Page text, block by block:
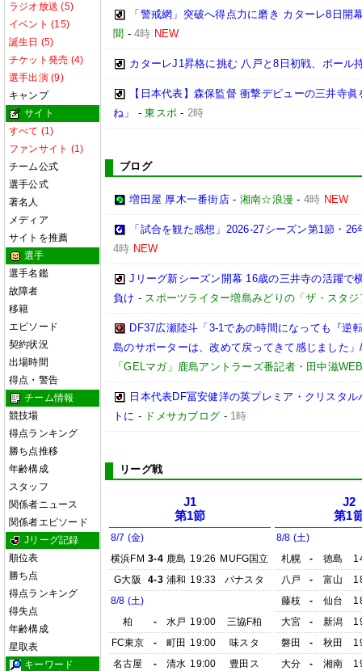
ラジオ放送 (5)
イベント (15)
誕生日 (5)
チケット発売 (4)
選手出演 (9)
キャンプ
サイト
すべて (1)
ファンサイト (1)
チーム公式
選手公式
著名人
メディア
サイトを推薦
選手
選手名鑑
故障者
移籍
エピソード
契約状況
出場時間
得点・警告
チーム情報
競技場
得点ランキング
勝ち点推移
年齢構成
スタッフ
関係者ニュース
関係者エピソード
Jリーグ記録
順位表
勝ち点
得点ランキング
得失点
年齢構成
星取表
キーワード
「警戒網」突破へ得点力に磨き カターレ8日開
聞 -4時 NEW
カターレJ1昇格に挑む 八戸と8日初戦、ボール
【日本代表】森保監督 衝撃デビューの三井寺
ね」
-東スポ - 2時
ブログ
増田屋 厚木一番街店- 湘南☆浪漫 - 4時 NEW
「試合を観た感想」2026-27シーズン第1節・
4時 NEW
Jリーグ新シーズン開幕 16歳の三井寺の活躍で
負け - スポーツライター増島みどりの「ザ・スタジ
DF37広瀬陸斗「3-1であの時間になっても『逆
島のサポーターは、改めて戻ってきて感じました
「GELマガ」鹿島アントラーズ番記者・田中滋
日本代表DF冨安健洋の英プレミア・クリスタ
トに - ドメサカブログ - 1時
リーグ戦
J1
第1節
8/7 (金)
横浜FM 3-4 鹿島 19:26 MUFG国立
G大阪
4-3 浦和 19:33
パナスタ
8/8 (土)
柏
- 水戸 19:00
三協F柏
FC東京
- 町田 19:00
味スタ
名古屋
- 清水 19:00
豊田ス
J2
第1
8/8 (土)
札幌
- 徳島
八戸
- 富山
藤枝
- 仙台
大宮
- 新潟
磐田
- 秋田
大分
- 湘南